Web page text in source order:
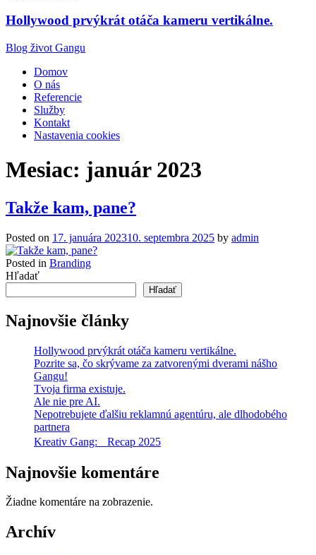
Hollywood prvýkrát otáča kameru vertikálne.
Blog život Gangu
Domov
O nás
Referencie
Služby
Kontakt
Nastavenia cookies
Mesiac: január 2023
Takže kam, pane?
Posted on 17. januára 202310. septembra 2025 by admin
Posted in Branding
Hľadať
Hľadať
Najnovšie články
Hollywood prvýkrát otáča kameru vertikálne.
Pozrite sa, čo skrývame za zatvorenými dverami nášho
Gangu!
Tvoja firma existuje.
Ale nie pre AI.
Nepotrebujete ďalšiu reklamnú agentúru, ale dlhodobého
partnera
Kreativ Gang: Recap 2025
Najnovšie komentáre
Žiadne komentáre na zobrazenie.
Archív